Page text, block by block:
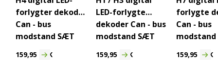
forlygter dekoder
Can - bus
modstand SÆT
159,95 DKK
LED-forlygte
dekoder Can - bus
modstand SÆT
159,95 DKK
forlygte
Can - bus
159,95 DKK